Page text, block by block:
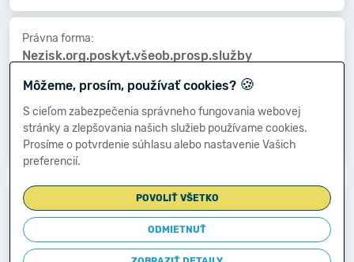
Právna forma:
Nezisk.org.poskyt.všeob.prosp.služby
Kat. veľkosti:
Druh vlastníctva:
Vlast.územnej samosprávy
Dátum vzniku:
04.08.2005
Dátum zániku:
-
Môžeme, prosím, používať cookies? 🍪
S cieľom zabezpečenia správneho fungovania webovej
stránky a zlepšovania našich služieb používame cookies.
Prosíme o potvrdenie súhlasu alebo nastavenie Vašich
preferencií.
POVOLIŤ VŠETKO
ODMIETNUŤ